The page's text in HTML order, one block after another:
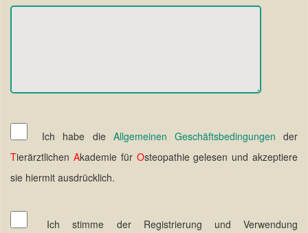
Ich habe die Allgemeinen Geschäftsbedingungen der
Tierärztlichen Akademie für Osteopathie gelesen und akzeptiere
sie hiermit ausdrücklich.
Ich stimme der Registrierung und Verwendung